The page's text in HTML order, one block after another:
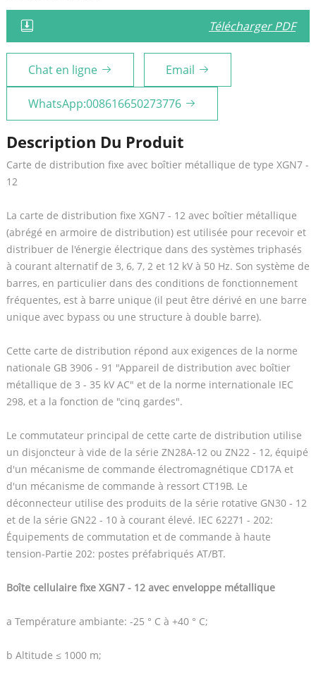
Télécharger PDF
Chat en ligne Email
WhatsApp:008616650273776
Description Du Produit
Carte de distribution fixe avec boîtier métallique de type XGN7 -
12
La carte de distribution fixe XGN7 - 12 avec boîtier métallique
(abrégé en armoire de distribution) est utilisée pour recevoir et
distribuer de l'énergie électrique dans des systèmes triphasés
à courant alternatif de 3, 6, 7, 2 et 12 kV à 50 Hz. Son système de
barres, en particulier dans des conditions de fonctionnement
fréquentes, est à barre unique (il peut être dérivé en une barre
unique avec bypass ou une structure à double barre).
Cette carte de distribution répond aux exigences de la norme
nationale GB 3906 - 91 "Appareil de distribution avec boîtier
métallique de 3 - 35 kV AC" et de la norme internationale IEC
298, et a la fonction de "cinq gardes".
Le commutateur principal de cette carte de distribution utilise
un disjoncteur à vide de la série ZN28A-12 ou ZN22 - 12, équipé
d'un mécanisme de commande électromagnétique CD17A et
d'un mécanisme de commande à ressort CT19B. Le
déconnecteur utilise des produits de la série rotative GN30 - 12
et de la série GN22 - 10 à courant élevé. IEC 62271 - 202:
Équipements de commutation et de commande à haute
tension-Partie 202: postes préfabriqués AT/BT.
Boîte cellulaire fixe XGN7 - 12 avec enveloppe métallique
a Température ambiante: -25 ° C à +40 ° C;
b Altitude ≤ 1000 m;